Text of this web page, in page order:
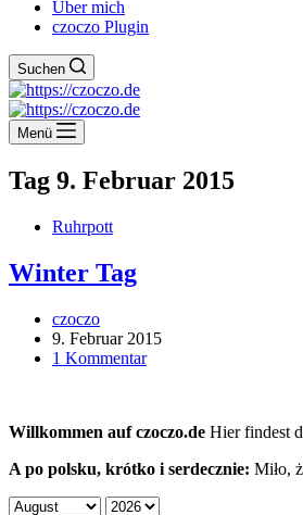
Über mich
czoczo Plugin
Suchen
Menü
Tag 9. Februar 2015
Ruhrpott
Winter Tag
czoczo
9. Februar 2015
1 Kommentar
Willkommen auf czoczo.de Hier findest
A po polsku, krótko i serdecznie: Miło,